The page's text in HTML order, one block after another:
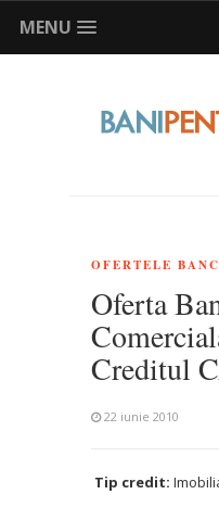
MENU
OFERTELE
Oferta
Creditul
22 iunie 2010
Tip credit: